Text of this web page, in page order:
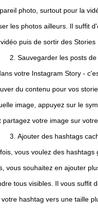
photo, surtout pour la
les photos ailleurs. Il suffit
puis de sortir des Stories
2. Sauvegarder les posts de
votre Instagram Story -
du contenu pour vos
image, appuyez sur le
partagez votre image sur
3. Ajouter des hashtags
vous voulez des hashtags
vous souhaitez en ajouter
tous visibles. Il vous suffit
hashtag vers une taille